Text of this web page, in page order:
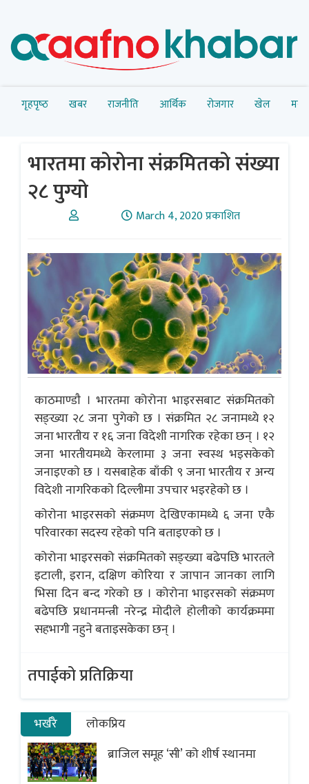
गृहपृष्‍ठ खबर राजनीति आर्थिक रोजगार खेल
भारतमा काेराेना संक्रमितकाे संख्या
२८ पुग्याे
March 4, 2020 प्रकाशित
काठमाण्डाै । भारतमा कोरोना भाइरसबाट संक्रमितको
सङ्ख्या २८ जना पुगेको छ । संक्रमित २८ जनामध्ये १२
जना भारतीय र १६ जना विदेशी नागरिक रहेका छन् । १२
जना भारतीयमध्ये केरलामा ३ जना स्वस्थ भइसकेको
जनाइएकाे छ । यसबाहेक बाँकी ९ जना भारतीय र अन्य
विदेशी नागरिककाे दिल्लीमा उपचार भइरहेकाे छ ।
काेराेना भाइरसकाे संक्रमण देखिएकामध्ये ६ जना एकै
परिवारका सदस्य रहेकाे पनि बताइएकाे छ ।
कोरोना भाइरसको संक्रमितको सङ्ख्या बढेपछि भारतले
इटाली, इरान, दक्षिण कोरिया र जापान जानका लागि
भिसा दिन बन्द गरेको छ । कोरोना भाइरसको संक्रमण
बढेपछि प्रधानमन्त्री नरेन्द्र मोदीले होलीको कार्यक्रममा
सहभागी नहुने बताइसकेका छन् ।
तपाईको प्रतिक्रिया
भर्खरै
लोकप्रिय
ब्राजिल समूह ‘सी’ को शीर्ष स्थानमा